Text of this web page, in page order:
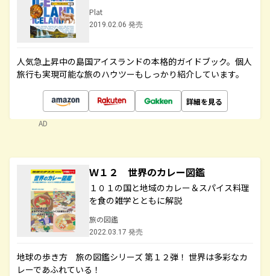
Plat
2019.02.06 発売
人気急上昇中の島国アイスランドの本格的ガイドブック。個人
旅行も実現可能な旅のハウツーもしっかり紹介しています。
詳細を見る
AD
Ｗ１２ 世界のカレー図鑑
１０１の国と地域のカレー＆スパイス料理
を食の雑学とともに解説
旅の図鑑
2022.03.17 発売
地球の歩き方 旅の図鑑シリーズ 第１２弾！ 世界は多彩なカ
レーであふれている！